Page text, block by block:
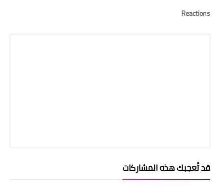
Reactions
قد تُعجبك هذه المشاركات